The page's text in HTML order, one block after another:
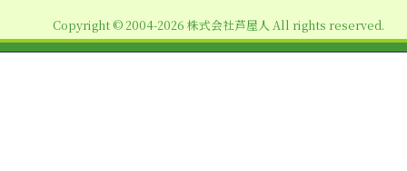
Copyright © 2004-2026 株式会社芦屋人 All rights reserved.